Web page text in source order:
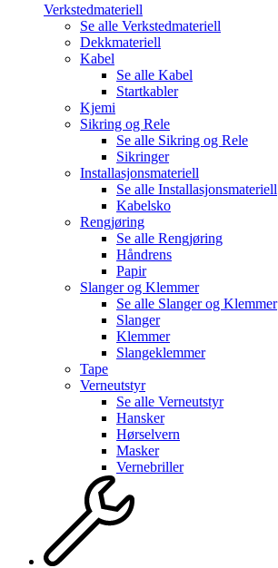
Verkstedmateriell
Se alle Verkstedmateriell
Dekkmateriell
Kabel
Se alle Kabel
Startkabler
Kjemi
Sikring og Rele
Se alle Sikring og Rele
Sikringer
Installasjonsmateriell
Se alle Installasjonsmateriell
Kabelsko
Rengjøring
Se alle Rengjøring
Håndrens
Papir
Slanger og Klemmer
Se alle Slanger og Klemmer
Slanger
Klemmer
Slangeklemmer
Tape
Verneutstyr
Se alle Verneutstyr
Hansker
Hørselvern
Masker
Vernebriller